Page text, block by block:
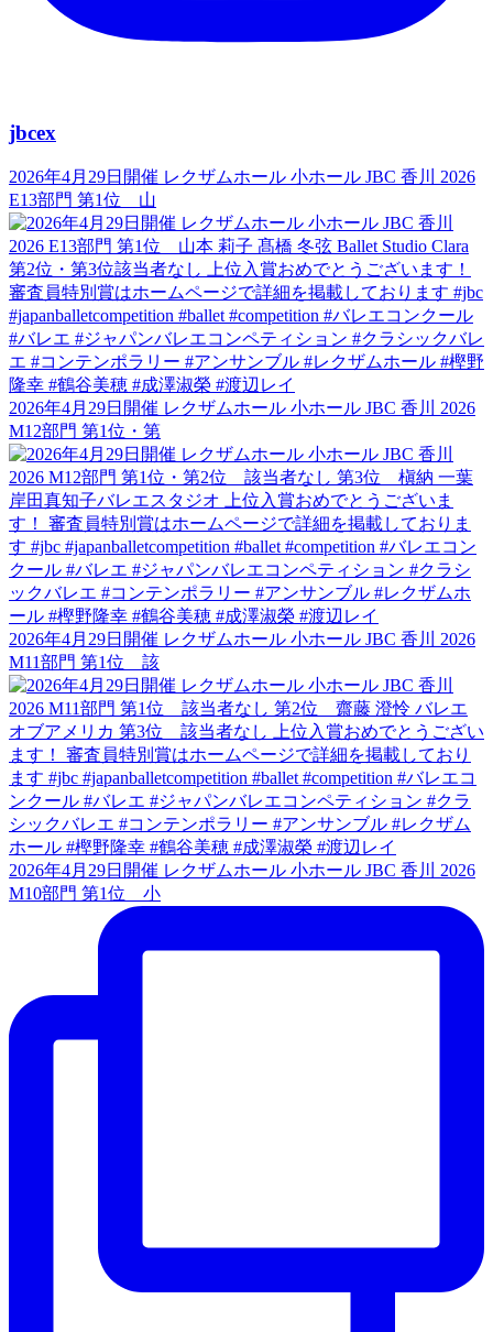
jbcex
2026年4月29日開催 レクザムホール 小ホール JBC 香川 2026
E13部門 第1位 山
2026年4月29日開催 レクザムホール 小ホール JBC 香川 2026
M12部門 第1位・第
2026年4月29日開催 レクザムホール 小ホール JBC 香川 2026
M11部門 第1位 該
2026年4月29日開催 レクザムホール 小ホール JBC 香川 2026
M10部門 第1位 小